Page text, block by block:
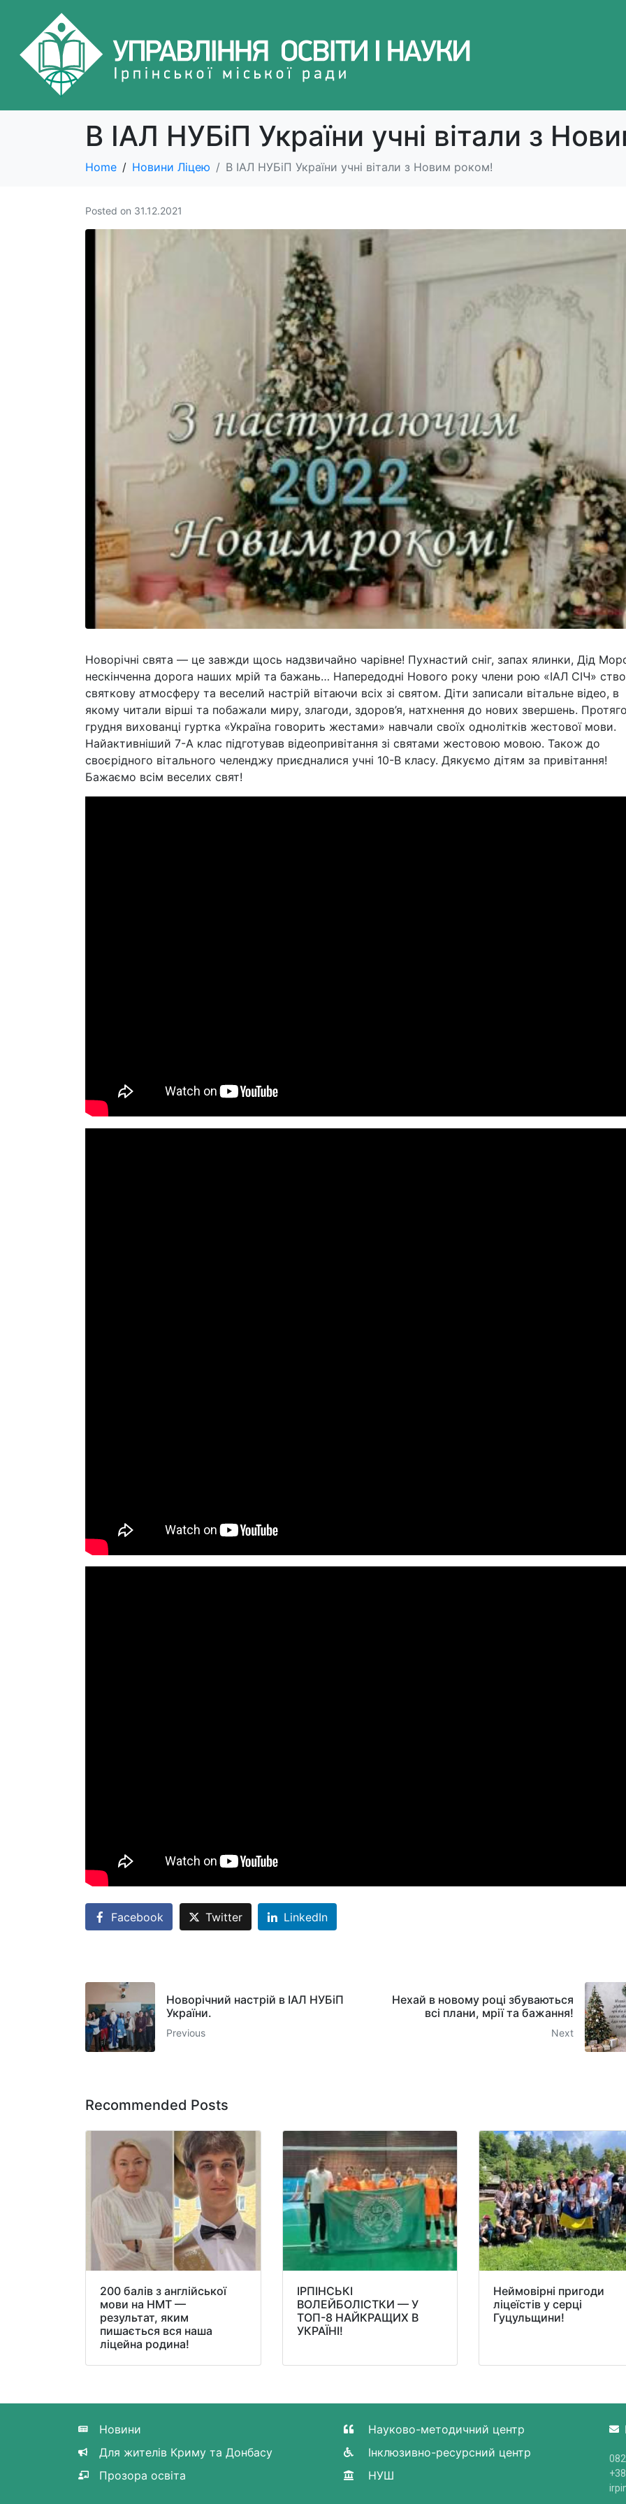
В ІАЛ НУБіП України учні вітали з
Home Новини Ліцею В ІАЛ НУБіП України учні вітали з Новим роком!
Posted on 31.12.2021
Новорічні свята — це завжди щось надзвичайно чарівне! Пухнастий сніг, запах ялинки, Дід
нескінченна дорога наших мрій та бажань… Напередодні Нового року члени рою «ІАЛ СІЧ»
святкову атмосферу та веселий настрій вітаючи всіх зі святом. Діти записали вітальне відео, в
якому читали вірші та побажали миру, злагоди, здоров’я, натхнення до нових звершень.
грудня вихованці гуртка «Україна говорить жестами» навчали своїх однолітків жестової мови.
Найактивніший 7-А клас підготував відеопривітання зі святами жестовою мовою. Також до
своєрідного вітального челенджу приєдналися учні 10-В класу. Дякуємо дітям за привітання!
Бажаємо всім веселих свят!
Facebook Twitter LinkedIn
Новорічний настрій в ІАЛ НУБіП
України.
Previous
Нехай в новому році збуваються
всі плани, мрії та бажання!
Next
Recommended Posts
200 балів з англійської
мови на НМТ —
результат, яким
пишається вся наша
ліцейна родина!
ІРПІНСЬКІ
ВОЛЕЙБОЛІСТКИ — У
ТОП-8 НАЙКРАЩИХ В
УКРАЇНІ!
Неймовірні пригоди
ліцеїстів у серці
Гуцульщини!
Новини
Для жителів Криму та Донбасу
Прозора освіта
Науково-методичний центр
Інклюзивно-ресурсний центр
НУШ